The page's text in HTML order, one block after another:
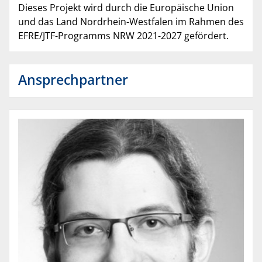
Dieses Projekt wird durch die Europäische Union
und das Land Nordrhein-Westfalen im Rahmen des
EFRE/JTF-Programms NRW 2021-2027 gefördert.
Ansprechpartner